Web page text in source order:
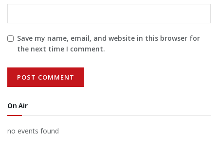
Save my name, email, and website in this browser for
the next time I comment.
On Air
no events found